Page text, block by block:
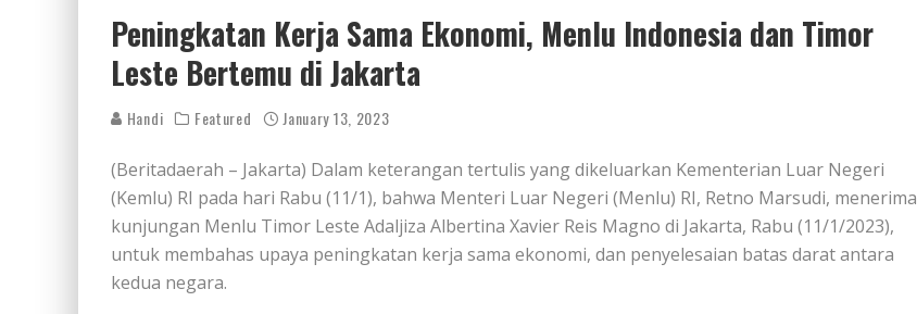
Peningkatan Kerja Sama Ekonomi, Menlu Indonesia dan Timor
Leste Bertemu di Jakarta
Handi Featured January 13, 2023
(Beritadaerah – Jakarta) Dalam keterangan tertulis yang dikeluarkan Kementerian Luar Negeri
(Kemlu) RI pada hari Rabu (11/1), bahwa Menteri Luar Negeri (Menlu) RI, Retno Marsudi, menerima
kunjungan Menlu Timor Leste Adaljiza Albertina Xavier Reis Magno di Jakarta, Rabu (11/1/2023),
untuk membahas upaya peningkatan kerja sama ekonomi, dan penyelesaian batas darat antara
kedua negara.